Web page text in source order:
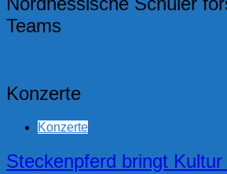
Teams
Konzerte
Konzerte
Steckenpferd bringt Kultur